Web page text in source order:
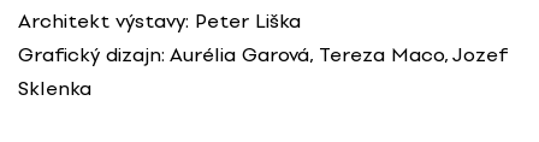
Architekt výstavy: Peter Liška
Grafický dizajn: Aurélia Garová, Tereza Maco, Jozef
Sklenka